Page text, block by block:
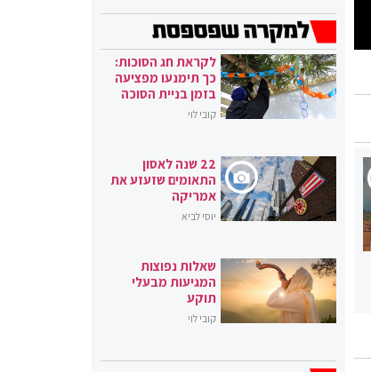
לקראת חג הסוכות:
כך תימנעו מפציעה
בזמן בניית הסוכה
קובי לוי
22 שנה לאסון
התאומים שזעזע את
אמריקה
יוסי לביא
שאלות נפוצות
המגיעות מבעלי
תוקע
קובי לוי